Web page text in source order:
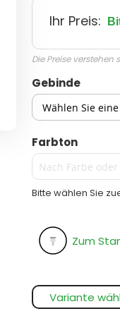
Ihr Preis:
Die Preise verstehen
Gebinde
Farbton
Bitte wählen Sie
Zum
Variante